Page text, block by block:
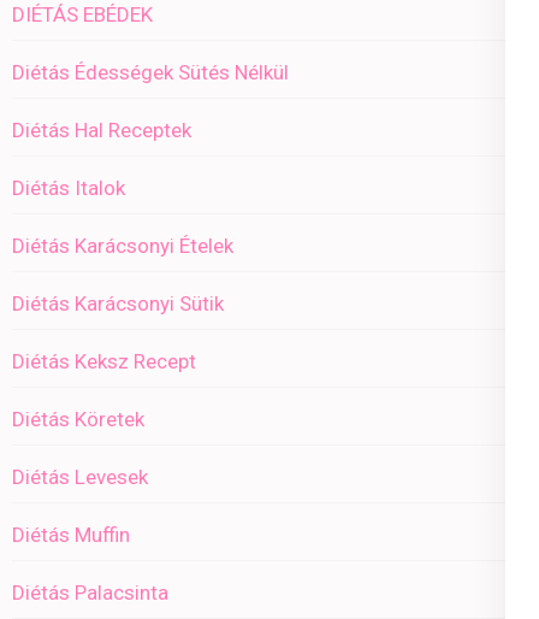
DIÉTÁS EBÉDEK
Diétás Édességek Sütés Nélkül
Diétás Hal Receptek
Diétás Italok
Diétás Karácsonyi Ételek
Diétás Karácsonyi Sütik
Diétás Keksz Recept
Diétás Köretek
Diétás Levesek
Diétás Muffin
Diétás Palacsinta